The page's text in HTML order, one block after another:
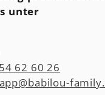
unter
62 60 26